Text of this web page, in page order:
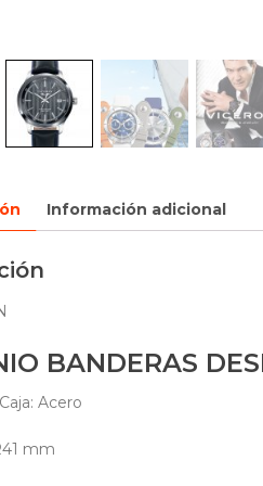
Información adicional
BANDERAS
Acero
mm